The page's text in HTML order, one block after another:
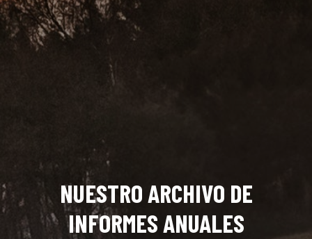
NUESTRO ARCHIVO DE
INFORMES ANUALES